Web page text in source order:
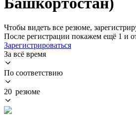
Чтобы видеть все резюме,
После регистрации покажем ещё 1 и
Зарегистрироваться
За всё время
По соответствию
20 резюме